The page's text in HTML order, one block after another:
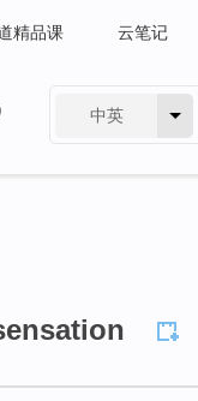
精品课 云笔记
中英